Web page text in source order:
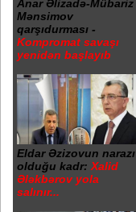
Anar Əlizadə-Mübariz
Mənsimov
qarşıdurması -
Kompromat savaşı
yenidən başlayıb
Eldar Əzizovun narazı
olduğu kadr: Xalid
Ələkbərov yola
salınır...